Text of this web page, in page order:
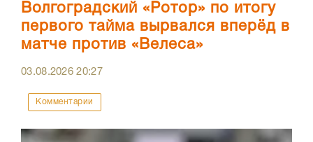
Волгоградский «Ротор» по итогу
первого тайма вырвался вперёд в
матче против «Велеса»
03.08.202620:27
Комментарии